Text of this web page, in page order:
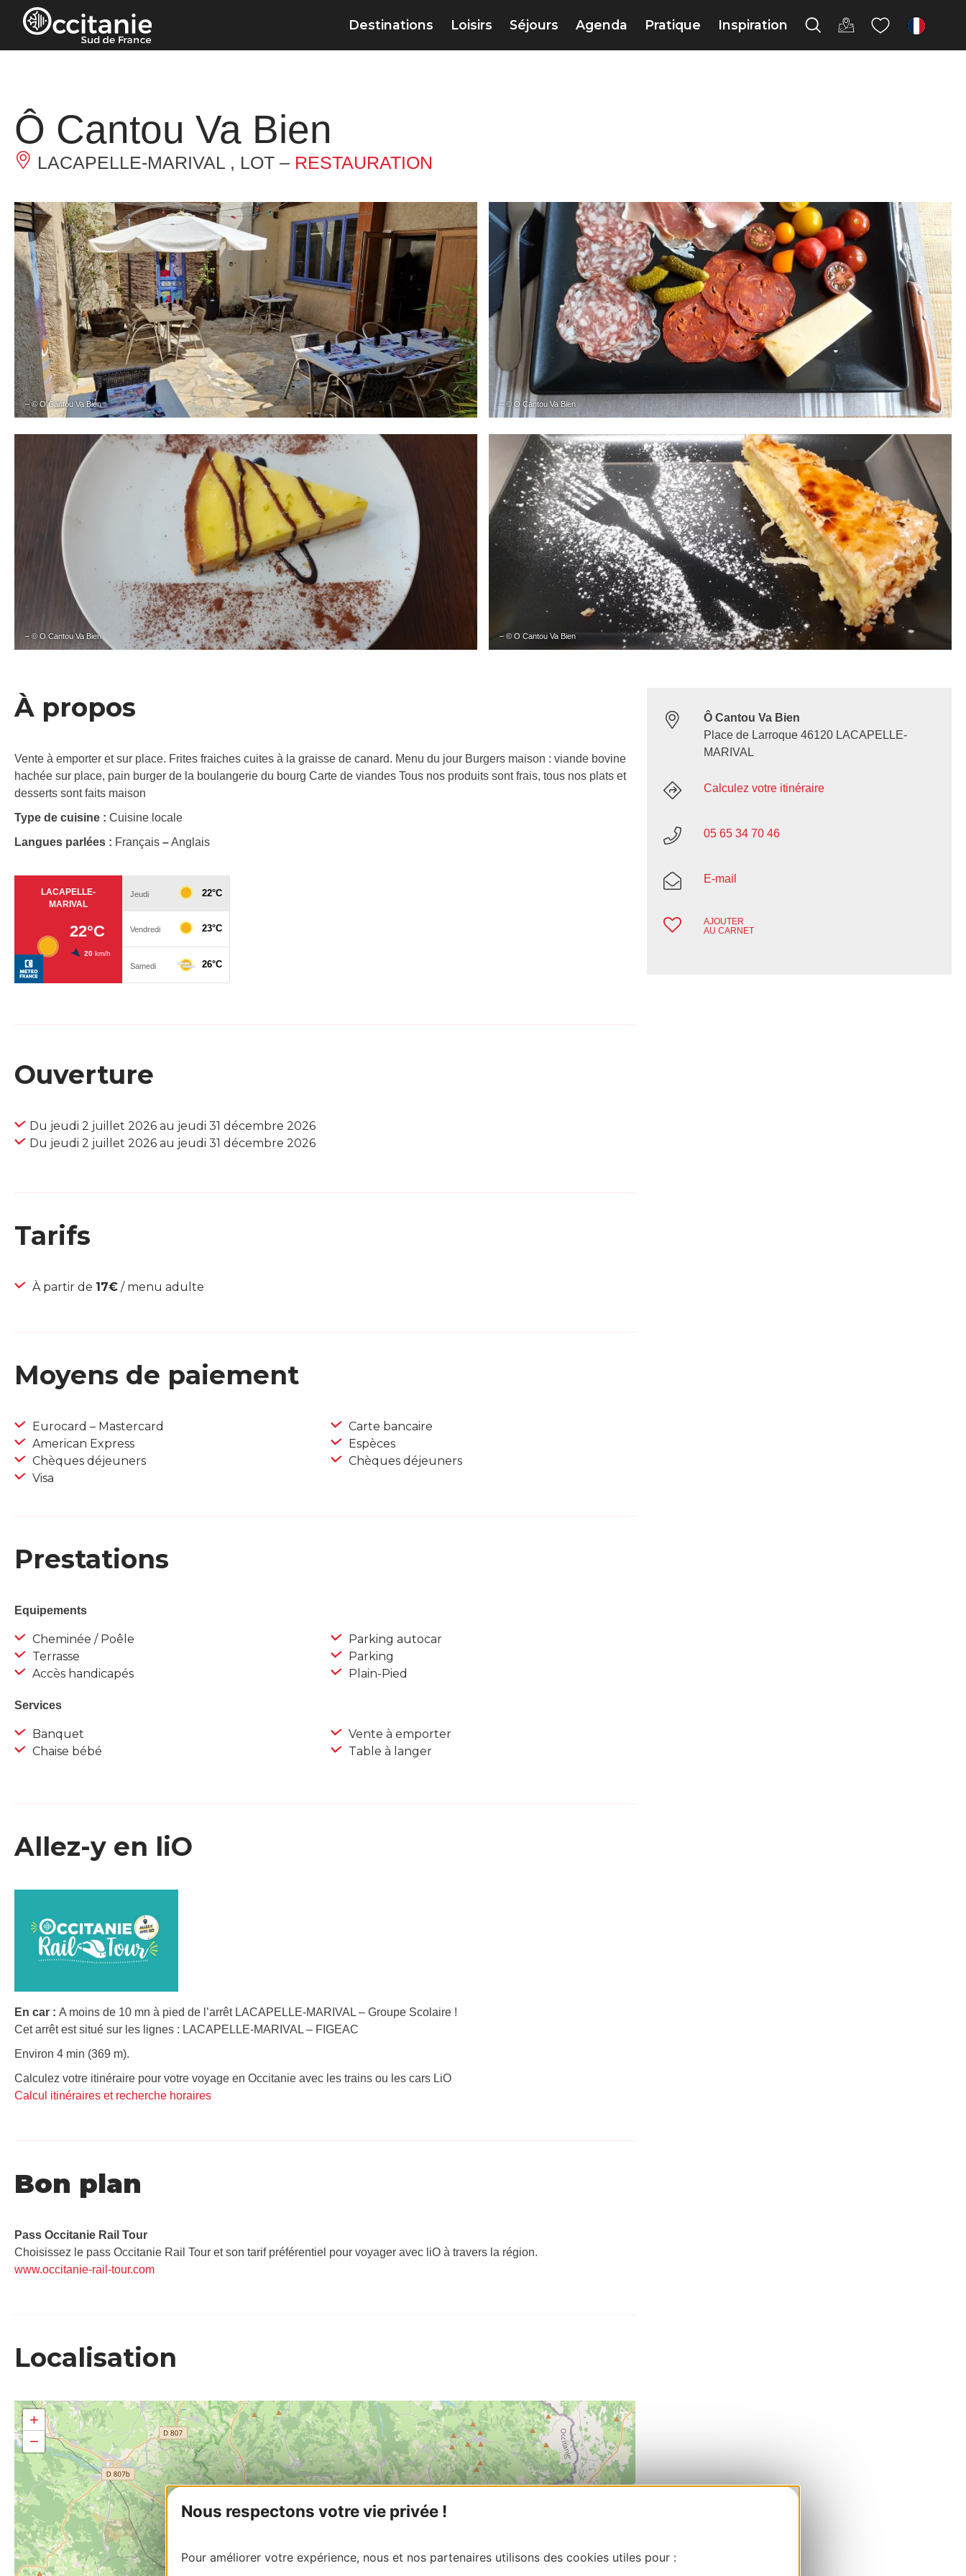
Panneau de gestion des cookies
Nous respectons votre vie privée !
Pour améliorer votre expérience, nous et nos partenaires utilisons des cookies utiles pour :
Destinations Loisirs Séjours Agenda Pratique Inspiration fr
Ô Cantou Va Bien
LACAPELLE-MARIVAL , LOT – RESTAURATION
– © O Cantou Va Bien – © O Cantou Va Bien
– © O Cantou Va Bien – © O Cantou Va Bien
À propos
Vente à emporter et sur place. Frites fraiches cuites à la graisse de canard. Menu du jour Burgers maison : viande bovine
hachée sur place, pain burger de la boulangerie du bourg Carte de viandes Tous nos produits sont frais, tous nos plats et
desserts sont faits maison
Type de cuisine : Cuisine locale
Langues parlées : Français –Anglais
Ouverture
Du jeudi 2 juillet 2026 au jeudi 31 décembre 2026
Du jeudi 2 juillet 2026 au jeudi 31 décembre 2026
Tarifs
À partir de 17€ / menu adulte
Moyens de paiement
Eurocard – Mastercard
American Express
Chèques déjeuners
Visa
Carte bancaire
Espèces
Chèques déjeuners
Prestations
Equipements
Cheminée / Poêle
Terrasse
Accès handicapés
Parking autocar
Parking
Plain-Pied
Services
Banquet
Chaise bébé
Vente à emporter
Table à langer
Allez-y en liO
En car : A moins de 10 mn à pied de l’arrêt LACAPELLE-MARIVAL – Groupe Scolaire !
Cet arrêt est situé sur les lignes : LACAPELLE-MARIVAL – FIGEAC
Environ 4 min (369 m).
Calculez votre itinéraire pour votre voyage en Occitanie avec les trains ou les cars LiO
Calcul itinéraires et recherche horaires
Bon plan
Pass Occitanie Rail Tour​
Choisissez le pass Occitanie Rail Tour et son tarif préférentiel pour voyager avec liO à travers la région.
www.occitanie-rail-tour.com
Localisation
+
−
Ô Cantou Va Bien
Place de Larroque 46120 LACAPELLE-
MARIVAL
Calculez votre itinéraire
05 65 34 70 46
E-mail
AJOUTER
AU CARNET